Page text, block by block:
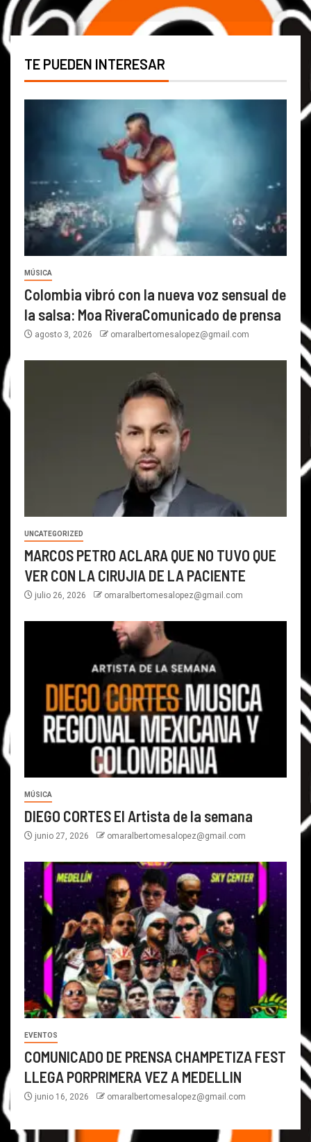
TE PUEDEN INTERESAR
MÚSICA
Colombia vibró con la nueva voz sensual de
la salsa: Moa RiveraComunicado de prensa
agosto 3, 2026 omaralbertomesalopez@gmail.com
UNCATEGORIZED
MARCOS PETRO ACLARA QUE NO TUVO QUE
VER CON LA CIRUJIA DE LA PACIENTE
julio 26, 2026 omaralbertomesalopez@gmail.com
MÚSICA
DIEGO CORTES El Artista de la semana
junio 27, 2026 omaralbertomesalopez@gmail.com
EVENTOS
COMUNICADO DE PRENSA CHAMPETIZA FEST
LLEGA PORPRIMERA VEZ A MEDELLIN
junio 16, 2026 omaralbertomesalopez@gmail.com